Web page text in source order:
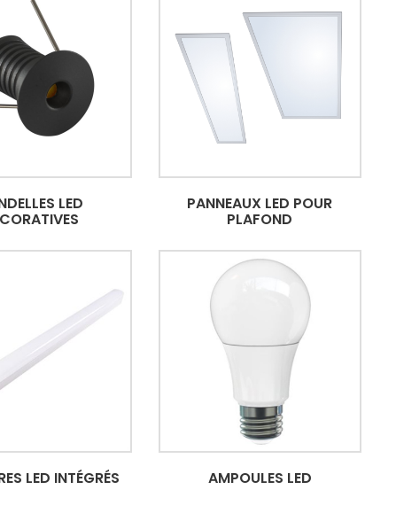
LED PANNEAUX LED POUR
PLAFOND
LED INTÉGRÉS AMPOULES LED